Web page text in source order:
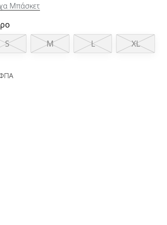
Μπάσκετ
S M L XL